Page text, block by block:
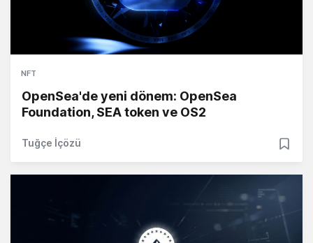
NFT
OpenSea'de yeni dönem: OpenSea
Foundation, SEA token ve OS2
Tuğçe İçözü